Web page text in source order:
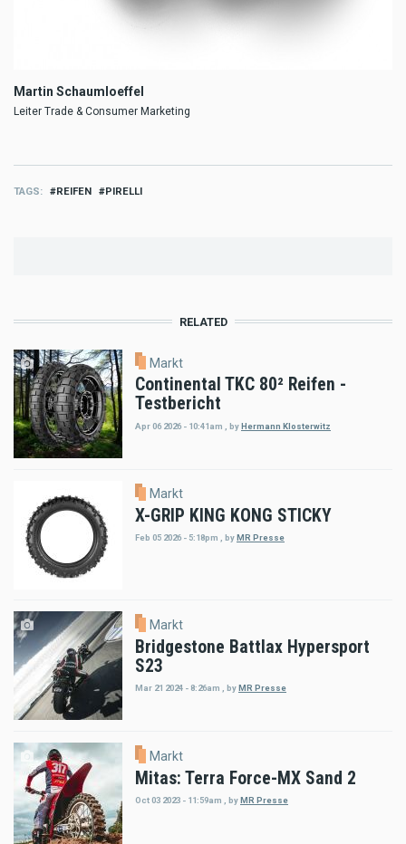
Martin Schaumloeffel
Leiter Trade & Consumer Marketing
TAGS REIFEN PIRELLI
RELATED
Markt
Continental TKC 80² Reifen -
Testbericht
Apr 06 2026 - 10:41am byHermann Klosterwitz
Markt
X-GRIP KING KONG STICKY
Feb 05 2026 - 5:18pm , by MR Presse
Markt
Bridgestone Battlax Hypersport
S23
Mar 21 2024 - 8:26am byMR Presse
Markt
Mitas: Terra Force-MX Sand 2
Oct 03 2023 - 11:59am byMR Presse